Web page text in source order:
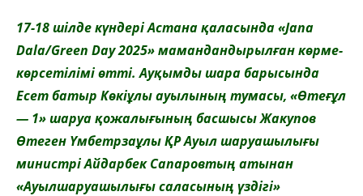
17-18 шілде күндері Астана қаласында «Jana
Dala/Green Day2025» мамандандырылған көрме-
көрсетілімі өтті. Ауқымды шара барысында
Есет батыр Көкіұлы ауылының тумасы, «Өтеғұл
— 1» шаруа қожалығының басшысы Жакупов
Өтеген Үмбетрзаұлы ҚР Ауыл шаруашылығы
министрі Айдарбек Сапаровтың атынан
«Ауылшаруашылығы саласының үздігі»